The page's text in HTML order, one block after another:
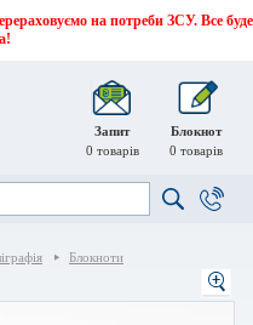
на потреби ЗСУ. Все буде
Запит
0 товарів
Блокнот
0 товарів
Блокноти